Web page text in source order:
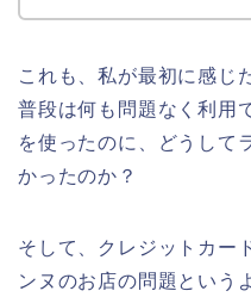
これも、私が最初に感じ
普段は何も問題なく利用
を使ったのに、どうして
かったのか？
そして、クレジットカー
ンヌのお店の問題という